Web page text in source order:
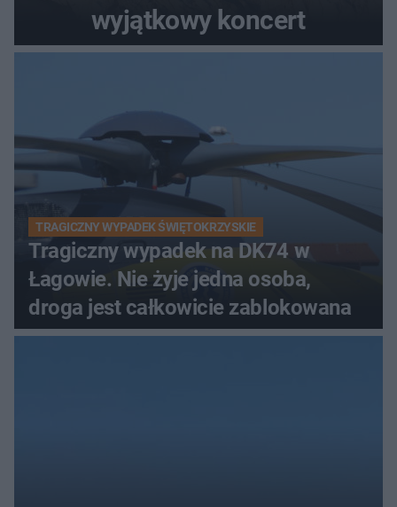
wyjątkowy koncert
TRAGICZNY WYPADEK ŚWIĘTOKRZYSKIE
Tragiczny wypadek na DK74 w
Łagowie. Nie żyje jedna osoba,
droga jest całkowicie zablokowana